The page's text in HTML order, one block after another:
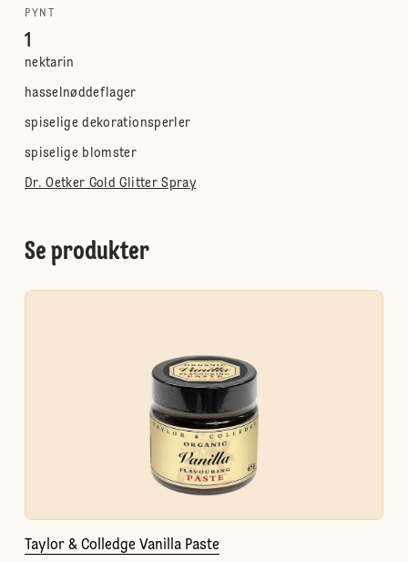
PYNT
1
nektarin
hasselnøddeflager
spiselige dekorationsperler
spiselige blomster
Dr. Oetker Gold Glitter Spray
Se produkter
Taylor & Colledge Vanilla Paste